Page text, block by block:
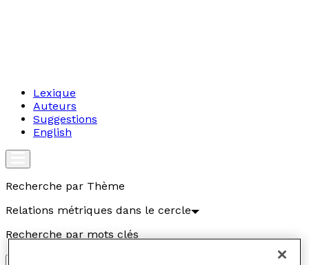
Lexique
Auteurs
Suggestions
English
Recherche par Thème
Relations métriques dans le cercle
Recherche par mots clés